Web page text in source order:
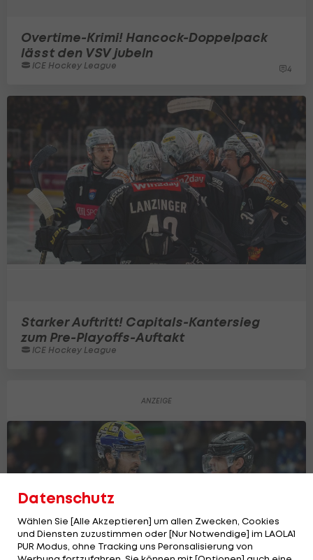
Overtime-Krimi! Hancock-Doppelpack
lässt den VSV jubeln
ICE Hockey League 4
Starker Auftritt! Capitals-Kantersieg
zum Pre-Playoffs-Auftakt
ICE Hockey League
Datenschutz
Wählen Sie [Alle Akzeptieren] um allen Zwecken, Cookies
und Diensten zuzustimmen oder [Nur Notwendige] im LAOLA1
PUR Modus, ohne Tracking uns Peronsalisierung von